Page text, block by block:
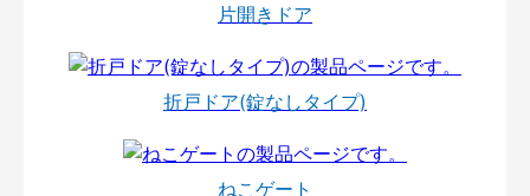
片開きドア
折戸ドア(錠なしタイプ)
ねこゲート